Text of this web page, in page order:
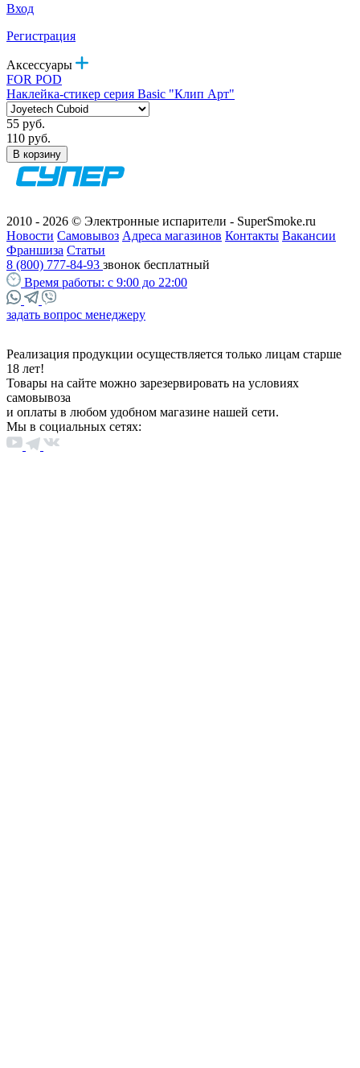
Вход
Регистрация
Аксессуары
FOR POD
Наклейка-стикер серия Basic "Клип Арт"
55 руб.
110 руб.
В корзину
2010 - 2026 © Электронные испарители - SuperSmoke.ru
Новости Самовывоз Адреса магазинов Контакты Вакансии
Франшиза Статьи
8 (800) 777-84-93 звонок бесплатный
Время работы: с 9:00 до 22:00
задать вопрос менеджеру
Реализация продукции осуществляется только лицам старше
18 лет!
Товары на сайте можно зарезервировать на условиях
самовывоза
и оплаты в любом удобном магазине нашей сети.
Мы в социальных сетях: